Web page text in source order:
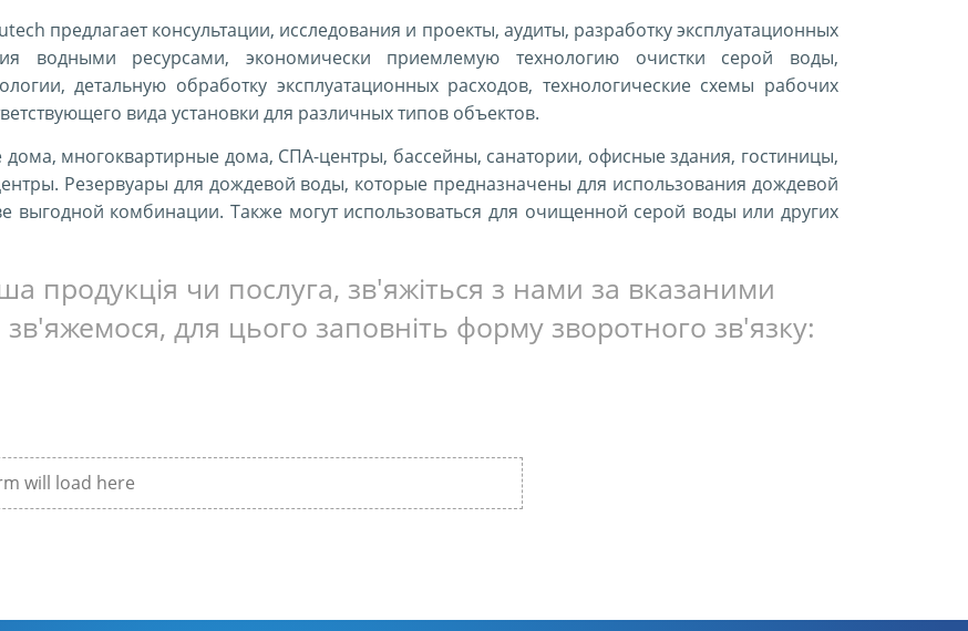
предлагает консультации, исследования и проекты, аудиты, разработку эксплуатационных
водными ресурсами, экономически приемлемую технологию очистки серой воды,
детальную обработку эксплуатационных расходов, технологические схемы рабочих
вида установки для различных типов объектов.
многоквартирные дома, СПА-центры, бассейны, санатории, офисные здания, гостиницы,
Резервуары для дождевой воды, которые предназначены для использования дождевой
выгодной комбинации. Также могут использоваться для очищенной серой воды или других
продукція чи послуга, зв'яжіться з нами за вказаними
для цього заповніть форму зворотного зв'язку:
will load here